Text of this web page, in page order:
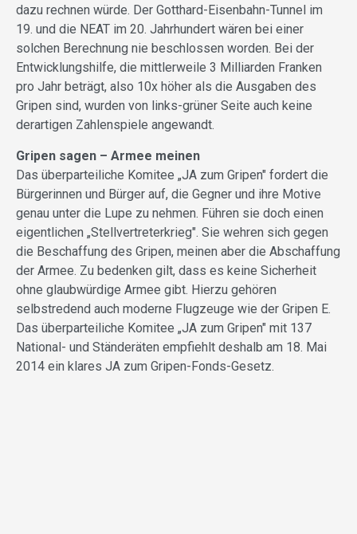
dazu rechnen würde. Der Gotthard-Eisenbahn-Tunnel im
19. und die NEAT im 20. Jahrhundert wären bei einer
solchen Berechnung nie beschlossen worden. Bei der
Entwicklungshilfe, die mittlerweile 3 Milliarden Franken
pro Jahr beträgt, also 10x höher als die Ausgaben des
Gripen sind, wurden von links-grüner Seite auch keine
derartigen Zahlenspiele angewandt.
Gripen sagen – Armee meinen
Das überparteiliche Komitee „JA zum Gripen" fordert die
Bürgerinnen und Bürger auf, die Gegner und ihre Motive
genau unter die Lupe zu nehmen. Führen sie doch einen
eigentlichen „Stellvertreterkrieg". Sie wehren sich gegen
die Beschaffung des Gripen, meinen aber die Abschaffung
der Armee. Zu bedenken gilt, dass es keine Sicherheit
ohne glaubwürdige Armee gibt. Hierzu gehören
selbstredend auch moderne Flugzeuge wie der Gripen E.
Das überparteiliche Komitee „JA zum Gripen" mit 137
National- und Ständeräten empfiehlt deshalb am 18. Mai
2014 ein klares JA zum Gripen-Fonds-Gesetz.